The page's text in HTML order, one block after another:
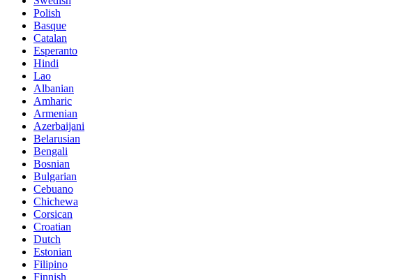
Polish
Basque
Catalan
Esperanto
Hindi
Lao
Albanian
Amharic
Armenian
Azerbaijani
Belarusian
Bengali
Bosnian
Bulgarian
Cebuano
Chichewa
Corsican
Croatian
Dutch
Estonian
Filipino
Finnish